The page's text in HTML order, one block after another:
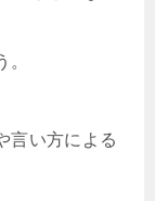
言い方による